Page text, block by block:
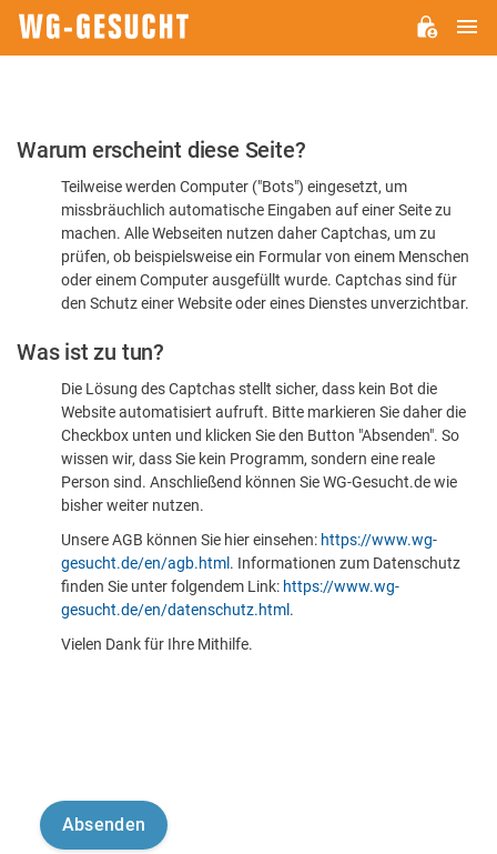
Bitte
dass
sind
Warum erscheint diese Seite?
Teilweise werden Computer ("Bots") eingesetzt, um
missbräuchlich automatische Eingaben auf einer Seite zu
machen. Alle Webseiten nutzen daher Captchas, um zu
prüfen, ob beispielsweise ein Formular von einem Menschen
oder einem Computer ausgefüllt wurde. Captchas sind für
den Schutz einer Website oder eines Dienstes unverzichtbar.
Was ist zu tun?
Die Lösung des Captchas stellt sicher, dass kein Bot die
Website automatisiert aufruft. Bitte markieren Sie daher die
Checkbox unten und klicken Sie den Button "Absenden". So
wissen wir, dass Sie kein Programm, sondern eine reale
Person sind. Anschließend können Sie WG-Gesucht.de wie
bisher weiter nutzen.
Unsere AGB können Sie hier einsehen: https://www.wg-
gesucht.de/en/agb.html . Informationen zum Datenschutz
finden Sie unter folgendem Link: https://www.wg-
gesucht.de/en/datenschutz.html .
Vielen Dank für Ihre Mithilfe.